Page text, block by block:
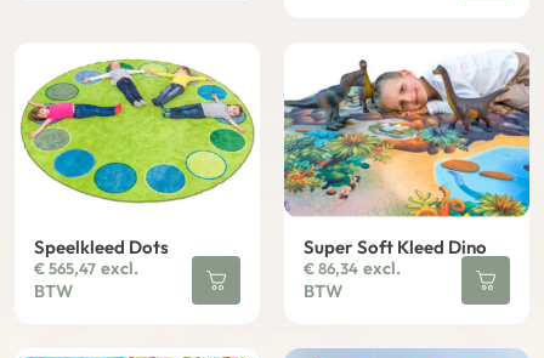
Speelkleed Dots
€565,47 excl.
BTW
Super Soft Kleed Dino
€86,34 excl.
BTW